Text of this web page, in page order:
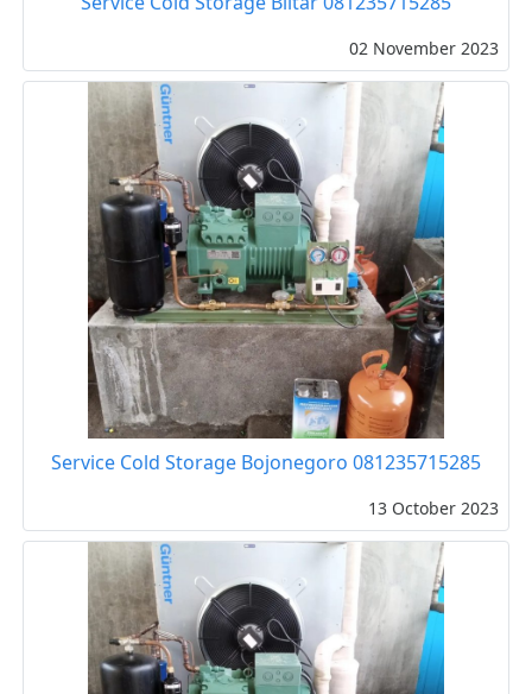
02 November 2023
Service Cold Storage Bojonegoro 081235715285
13 October 2023